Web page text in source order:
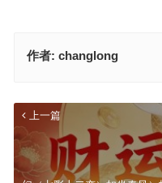
作者: changlong
上一篇